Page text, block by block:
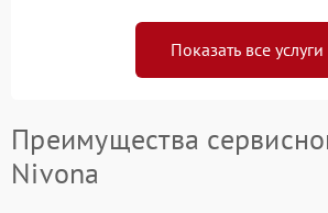
Показать все услуги
Преимущества
Nivona